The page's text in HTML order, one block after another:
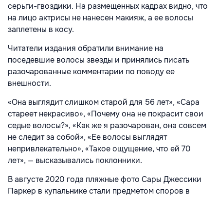
серьги-гвоздики. На размещенных кадрах видно, что
на лицо актрисы не нанесен макияж, а ее волосы
заплетены в косу.
Читатели издания обратили внимание на
поседевшие волосы звезды и принялись писать
разочарованные комментарии по поводу ее
внешности.
«Она выглядит слишком старой для 56 лет», «Сара
стареет некрасиво», «Почему она не покрасит свои
седые волосы?», «Как же я разочарован, она совсем
не следит за собой», «Ее волосы выглядят
непривлекательно», «Такое ощущение, что ей 70
лет», — высказывались поклонники.
В августе 2020 года пляжные фото Сары Джессики
Паркер в купальнике стали предметом споров в